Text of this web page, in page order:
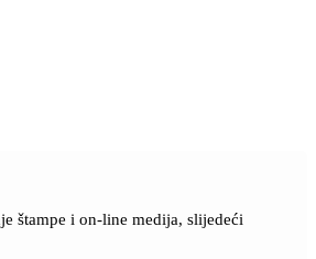
štampe i on-line medija, slijedeći